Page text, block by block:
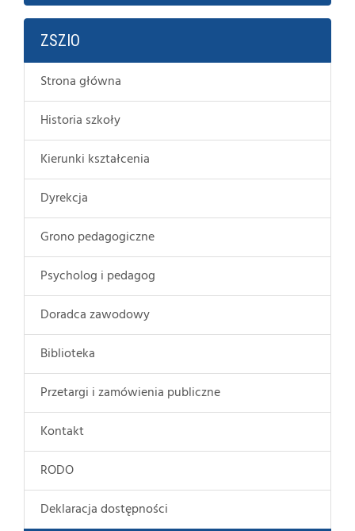
ZSZIO
Strona główna
Historia szkoły
Kierunki kształcenia
Dyrekcja
Grono pedagogiczne
Psycholog i pedagog
Doradca zawodowy
Biblioteka
Przetargi i zamówienia publiczne
Kontakt
RODO
Deklaracja dostępności